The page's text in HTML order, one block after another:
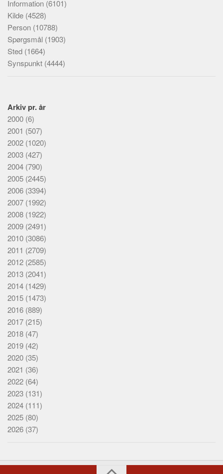
Information (6101)
Kilde (4528)
Person (10788)
Spørgsmål (1903)
Sted (1664)
Synspunkt (4444)
Arkiv pr. år
2000 (6)
2001 (507)
2002 (1020)
2003 (427)
2004 (790)
2005 (2445)
2006 (3394)
2007 (1992)
2008 (1922)
2009 (2491)
2010 (3086)
2011 (2709)
2012 (2585)
2013 (2041)
2014 (1429)
2015 (1473)
2016 (889)
2017 (215)
2018 (47)
2019 (42)
2020 (35)
2021 (36)
2022 (64)
2023 (131)
2024 (111)
2025 (80)
2026 (37)